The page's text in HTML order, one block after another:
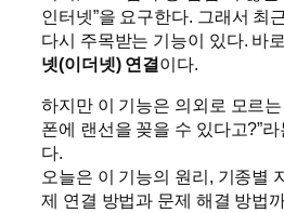
인터넷”을 요구한다. 그래서 최
다시 주목받는 기능이 있다. 바로
넷(이더넷) 연결이다.
하지만 이 기능은 의외로 모르
폰에 랜선을 꽂을 수 있다고?”
다.
오늘은 이 기능의 원리, 기종별
제 연결 방법과 문제 해결 방법